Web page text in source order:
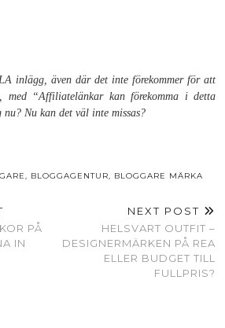
inlägg, även där det inte förekommer för att
med “Affiliatelänkar kan förekomma i detta
Nu kan det väl inte missas?
, BLOGGAGENTUR, BLOGGARE MÄRKA
PÅ
IN
NEXT POST
HELSVART OUTFIT –
DESIGNERMÄRKEN PÅ REA
ELLER BUDGET TILL
FULLPRIS?